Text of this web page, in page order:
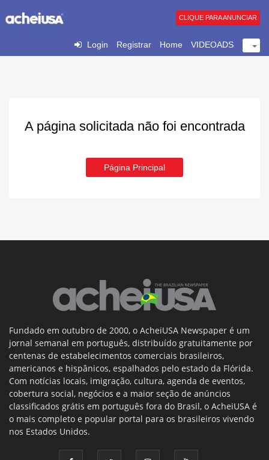
Login Registrar Home VIDEOADS
CLIQUE PARA ANUNCIAR
A página solicitada não foi encontrada
Página Principal
Fundado em outubro de 2000, o AcheiUSA Newspaper é um
jornal semanal em português, distribuído gratuitamente por
centenas de estabelecimentos comerciais brasileiros,
americanos e hispânicos, espalhados pelo estado da Flórida.
Com notícias locais, imigração, cultura, agenda de eventos,
cobertura social, negócios e a maior seção de anúncios
classificados grátis em português fora do Brasil, o AcheiUSA é
o mais completo e popular portal para os brasileiros vivendo
nos Estados Unidos.